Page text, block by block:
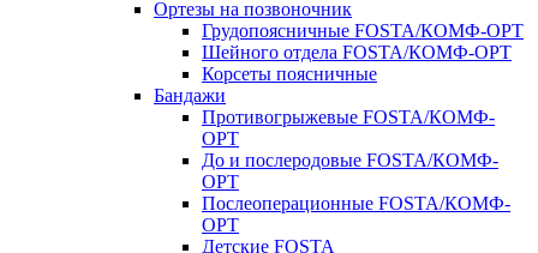
Ортезы на позвоночник
Грудопоясничные FOSTA/КОМФ-ОРТ
Шейного отдела FOSTA/КОМФ-ОРТ
Корсеты поясничные
Бандажи
Противогрыжевые FOSTA/КОМФ-
ОРТ
До и послеродовые FOSTA/КОМФ-
ОРТ
Послеоперационные FOSTA/КОМФ-
ОРТ
Детские FOSTA